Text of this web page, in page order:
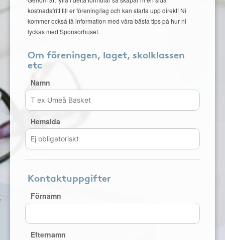
kostnadsfritt till er förening/lag och kan starta upp direkt! Ni
kommer också få information med våra bästa tips på hur ni
lyckas med Sponsorhuset.
Om föreningen, laget, skolklassen
etc
Namn
Hemsida
Kontaktuppgifter
Förnamn
Efternamn